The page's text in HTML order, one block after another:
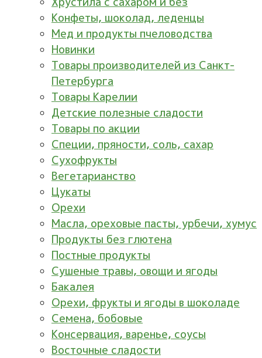
Конфеты, шоколад, леденцы
Мед и продукты пчеловодства
Новинки
Товары производителей из Санкт-
Петербурга
Товары Карелии
Детские полезные сладости
Товары по акции
Специи, пряности, соль, сахар
Сухофрукты
Вегетарианство
Цукаты
Орехи
Масла, ореховые пасты, урбечи, хумус
Продукты без глютена
Постные продукты
Сушеные травы, овощи и ягоды
Бакалея
Орехи, фрукты и ягоды в шоколаде
Семена, бобовые
Консервация, варенье, соусы
Восточные сладости